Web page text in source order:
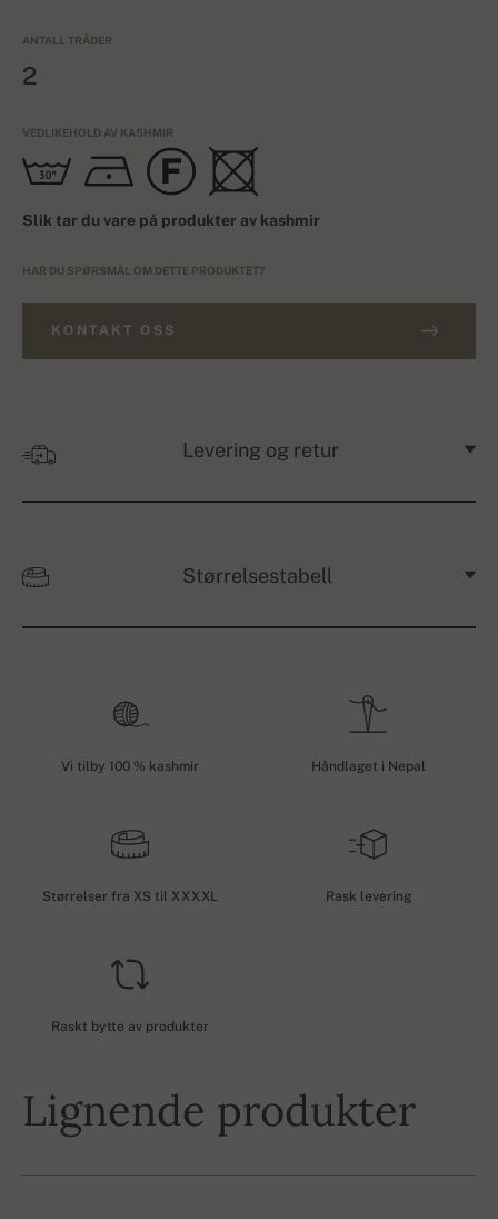
ANTALL TRÅDER
2
VEDLIKEHOLD AV KASHMIR
Slik tar du vare på produkter av kashmir
HAR DU SPØRSMÅL OM DETTE PRODUKTET?
KONTAKT OSS
Levering og retur
Størrelsestabell
Vi tilby 100 % kashmir Håndlaget i Nepal
Størrelser fra XS til XXXXL Rask levering
Raskt bytte av produkter
Lignende produkter